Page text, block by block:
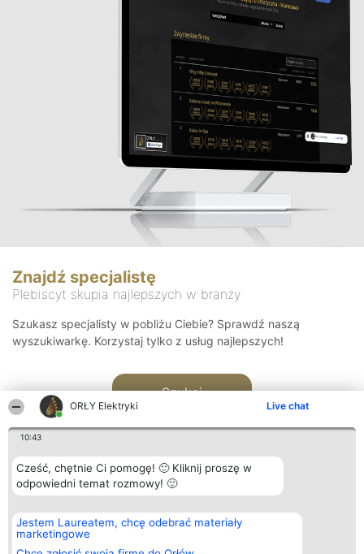
ORŁY Elektryki Live chat
10:43
Cześć, chętnie Ci pomogę! 🙂 Kliknij proszę w
odpowiedni temat rozmowy! 🙂
Jestem Laureatem, chcę odebrać materiały
marketingowe
Znajdź specjalistę
Plebiscyt skupia najlepszych w branży
Szukasz specjalisty w pobliżu Ciebie? Sprawdź naszą
wyszukiwarkę. Korzystaj tylko z usług najlepszych!
Szukaj
Organizator plebiscytu
Bright Side Solutions sp. z o.
o. sp. k.
ul. Ruska 22
Plebiscyt
Laureaci
wszystkich
Kontakt
Kontakt